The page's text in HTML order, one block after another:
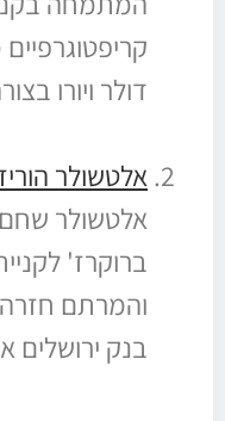
דולר ויורו
אלטשולר
אלטשולר
ברוקרז'
והמרתם חזרה
בנק ירושלים